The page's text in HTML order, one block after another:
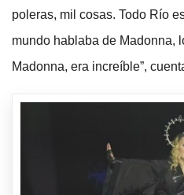
poleras, mil cosas. Todo Río
mundo hablaba de Madonna,
Madonna, era increíble”,